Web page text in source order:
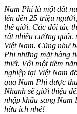
Nam Phi là một đất
lên đến 25 triệu
thế giới. Các đối tác
rất nhiều cường
Việt Nam. Cũng như
Phi những mặt hàng
thiết. Với một tiềm
nghiệp tại Việt Nam
qua Nam Phi được
Nhanh sẽ giới thiệu
nhập khẩu sang Nam
hữu ích nhé!